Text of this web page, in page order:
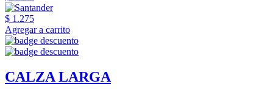
$ 1.275
Agregar a carrito
CALZA LARGA